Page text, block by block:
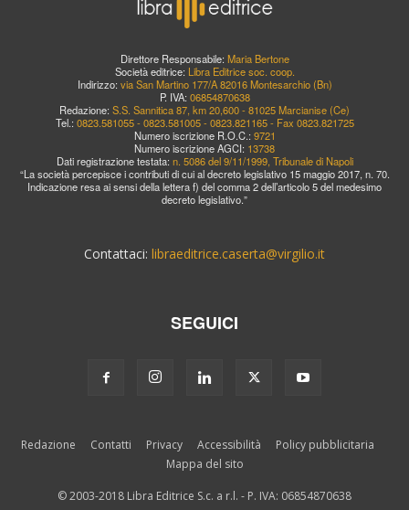
Direttore Responsabile: Maria Bertone
Società editrice: Libra Editrice soc. coop.
Indirizzo: via San Martino 177/A 82016 Montesarchio (Bn)
P. IVA: 06854870638
Redazione: S.S. Sannitica 87, km 20,600 - 81025 Marcianise (Ce)
Tel.: 0823.581055 - 0823.581005 - 0823.821165 - Fax 0823.821725
Numero iscrizione R.O.C.: 9721
Numero iscrizione AGCI: 13738
Dati registrazione testata: n. 5086 del 9/11/1999, Tribunale di Napoli
“La società percepisce i contributi di cui al decreto legislativo 15 maggio 2017, n. 70.
Indicazione resa ai sensi della lettera f) del comma 2 dell’articolo 5 del medesimo
decreto legislativo.”
Contattaci: libraeditrice.caserta@virgilio.it
SEGUICI
Redazione Contatti Privacy Accessibilità
Policy pubblicitaria
Mappa del sito
© 2003-2018 Libra Editrice S.c. a r.l. - P. IVA: 06854870638